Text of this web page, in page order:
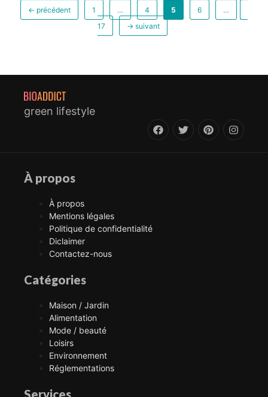
← précédent
Page
1 …
Page
4
Page
5
Page
6 …
17 → suivant
green lifestyle
À propos
À propos
Mentions légales
Politique de confidentialité
Diclaimer
Contactez-nous
Catégories
Maison / Jardin
Alimentation
Mode / beauté
Loisirs
Environnement
Réglementations